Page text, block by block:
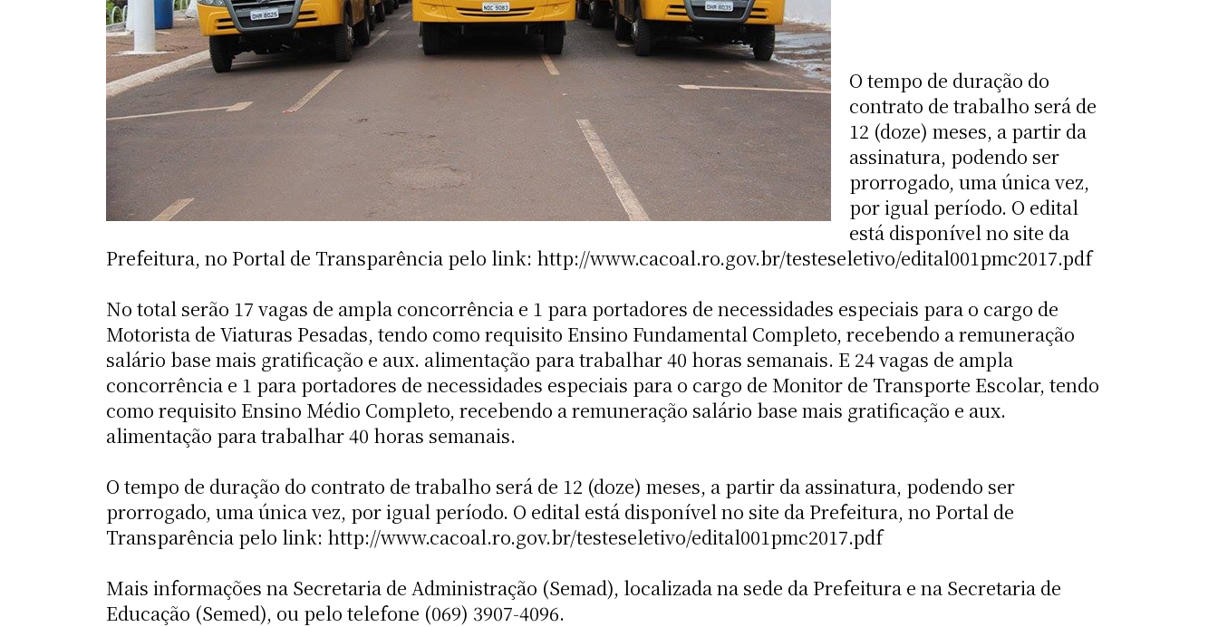
O tempo de duração do
contrato de trabalho será de
12 (doze) meses, a partir da
assinatura, podendo ser
prorrogado, uma única vez,
por igual período. O edital
está disponível no site da
Prefeitura, no Portal de Transparência pelo link: http://www.cacoal.ro.gov.br/testeseletivo/edital001pmc2017.pdf
No total serão 17 vagas de ampla concorrência e 1 para portadores de necessidades especiais para o cargo de
Motorista de Viaturas Pesadas, tendo como requisito Ensino Fundamental Completo, recebendo a remuneração
salário base mais gratificação e aux. alimentação para trabalhar 40 horas semanais. E 24 vagas de ampla
concorrência e 1 para portadores de necessidades especiais para o cargo de Monitor de Transporte Escolar, tendo
como requisito Ensino Médio Completo, recebendo a remuneração salário base mais gratificação e aux.
alimentação para trabalhar 40 horas semanais.
O tempo de duração do contrato de trabalho será de 12 (doze) meses, a partir da assinatura, podendo ser
prorrogado, uma única vez, por igual período. O edital está disponível no site da Prefeitura, no Portal de
Transparência pelo link: http://www.cacoal.ro.gov.br/testeseletivo/edital001pmc2017.pdf
Mais informações na Secretaria de Administração (Semad), localizada na sede da Prefeitura e na Secretaria de
Educação (Semed), ou pelo telefone (069) 3907-4096.